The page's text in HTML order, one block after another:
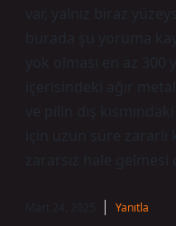
var, yalnız biraz
burada şu yoruma
yok olması en az 300
içerisindeki ağır
ve pilin dış
için uzun süre zararlı
zararsız hale gelmesi
Yanıtla